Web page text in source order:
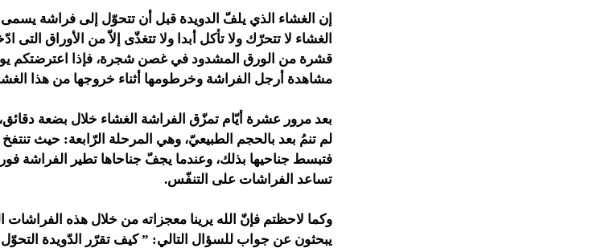
إن الغشاء الذي يلفّ الدويدة قبل أن تتحوّل إلى فراشة يسمى
الغشاء لا تتحرّك ولا تأكل أبدا ولا تتغذّى إلاّ من الأوراق التى
قشرة من الورق المشدود في غصن شجرة، فإذا اعترضتكم يوما
مشاهدة أرجل الفراشة وخرطومها أثناء خروجها من هذا
بعد مرور عشرة أيّام تمزّق الفراشة الغشاء خلال بضعة
لم تنمُ بعد بالحجم الطبيعيّ، وهي المرحلة الرّابعة: حيث
فتبسط جناحيها بذلك، وعندما يجفّ جناحاها تطير الفراشة
تساعد الفراشات على التنفّس.
وكما لاحظتم فإنّ الله يرينا معجزاته من خلال هذه الفراشات
يبحثون عن جواب للسؤال التالي: ” كيف تقرّر الدّويدة